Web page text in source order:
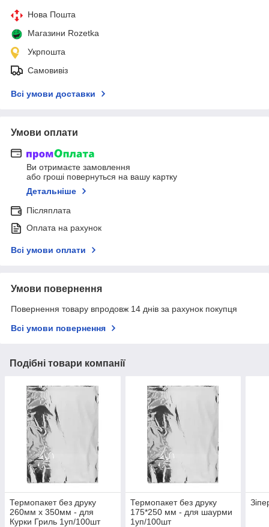
Нова Пошта
Магазини Rozetka
Укрпошта
Самовивіз
Всі умови доставки
Умови оплати
Ви отримаєте замовлення
або гроші повернуться на вашу картку
Детальніше
Післяплата
Оплата на рахунок
Всі умови оплати
Умови повернення
Повернення товару впродовж 14 днів за рахунок покупця
Всі умови повернення
Подібні товари компанії
Термопакет без друку
260мм х 350мм - для
Курки Гриль 1уп/100шт
Термопакет без друку
175*250 мм - для шаурми
1уп/100шт